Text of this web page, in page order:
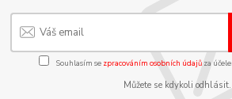
Souhlasím se zpracováním osobních údajůza
Můžete se kdykoli odhlásit.